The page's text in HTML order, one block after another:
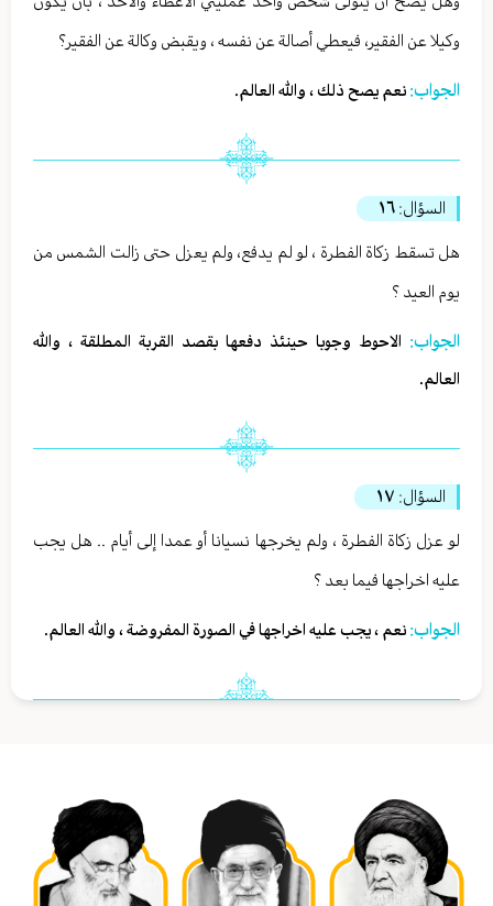
وكيلا عن الفقير، فيعطي أصالة عن نفسه ، ويقبض وكالة عن الفقير؟
الجواب: نعم يصح ذلك ، والله العالم.
السؤال: ١٦
هل تسقط زكاة الفطرة ، لو لم يدفع، ولم يعزل حتى زالت الشمس من
يوم العيد ؟
الجواب: الاحوط وجوبا حينئذ دفعها بقصد القربة المطلقة ، والله
العالم.
السؤال: ١٧
لو عزل زكاة الفطرة ، ولم يخرجها نسيانا أو عمدا إلى أيام .. هل يجب
عليه اخراجها فيما بعد ؟
الجواب: نعم ، يجب عليه اخراجها في الصورة المفروضة ، والله العالم.